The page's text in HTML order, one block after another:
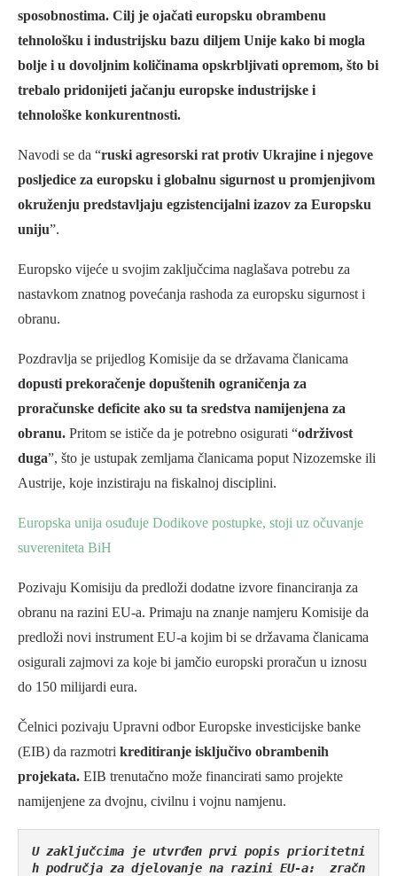
sposobnostima. Cilj je ojačati europsku obrambenu
tehnološku i industrijsku bazu diljem Unije kako bi mogla
bolje i u dovoljnim količinama opskrbljivati opremom, što bi
trebalo pridonijeti jačanju europske industrijske i
tehnološke konkurentnosti.
Navodi se da “ruski agresorski rat protiv Ukrajine i njegove
posljedice za europsku i globalnu sigurnost u promjenjivom
okruženju predstavljaju egzistencijalni izazov za Europsku
uniju”.
Europsko vijeće u svojim zaključcima naglašava potrebu za
nastavkom znatnog povećanja rashoda za europsku sigurnost i
obranu.
Pozdravlja se prijedlog Komisije da se državama članicama
dopusti prekoračenje dopuštenih ograničenja za
proračunske deficite ako su ta sredstva namijenjena za
obranu. Pritom se ističe da je potrebno osigurati “održivost
duga”, što je ustupak zemljama članicama poput Nizozemske ili
Austrije, koje inzistiraju na fiskalnoj disciplini.
Europska unija osuđuje Dodikove postupke, stoji uz očuvanje
suvereniteta BiH
Pozivaju Komisiju da predloži dodatne izvore financiranja za
obranu na razini EU-a. Primaju na znanje namjeru Komisije da
predloži novi instrument EU-a kojim bi se državama članicama
osigurali zajmovi za koje bi jamčio europski proračun u iznosu
do 150 milijardi eura.
Čelnici pozivaju Upravni odbor Europske investicijske banke
(EIB) da razmotri kreditiranje isključivo obrambenih
projekata. EIB trenutačno može financirati samo projekte
namijenjene za dvojnu, civilnu i vojnu namjenu.
U zaključcima je utvrđen prvi popis prioritetni
h područja za djelovanje na razini EU-a:  zračn